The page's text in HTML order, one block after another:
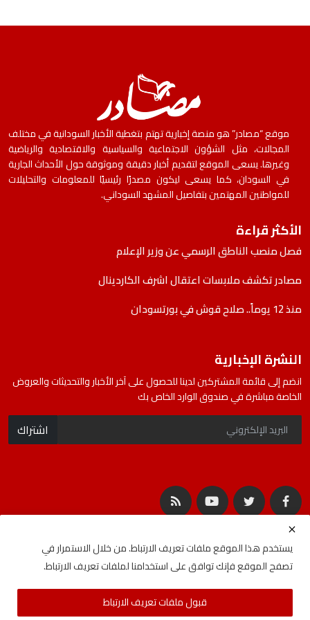
موقع “مصادر” هو منصة إخبارية تهتم بتغطية الأخبار السودانية في مختلف
المجالات، مثل الشؤون الاجتماعية والسياسية والاقتصادية والرياضية
وغيرها. يسعى الموقع لتقديم أخبار دقيقة وموثوقة حول الأحداث الجارية
في السودان، كما يسعى ليكون مصدرًا رئيسيًا للمعلومات والتحليلات
للمواطنين المهتمين بتفاصيل المشهد السوداني.
الأكثر قراءة
فصل منصب الناطق الرسمي عن وزير الإعلام
مصادر تكشف ملابسات اعتقال اشرف الكاردينال
منذ 12 يوماً.. صلاح قوش في بورتسودان
النشرة الإخبارية
انضم إلى قائمة المشتركين لدينا للحصول على آخر الأخبار والتحديثات والعروض
الخاصة مباشرة في صندوق الوارد الخاص بك
اشتراك
يستخدم هذا الموقع ملفات تعريف الارتباط. من خلال الاستمرار في
تصفح الموقع فإنك توافق على استخدامنا لملفات تعريف الارتباط.
قبول ملفات تعريف الارتباط